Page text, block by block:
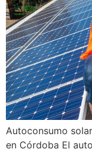
Autoconsumo
en Córdoba El